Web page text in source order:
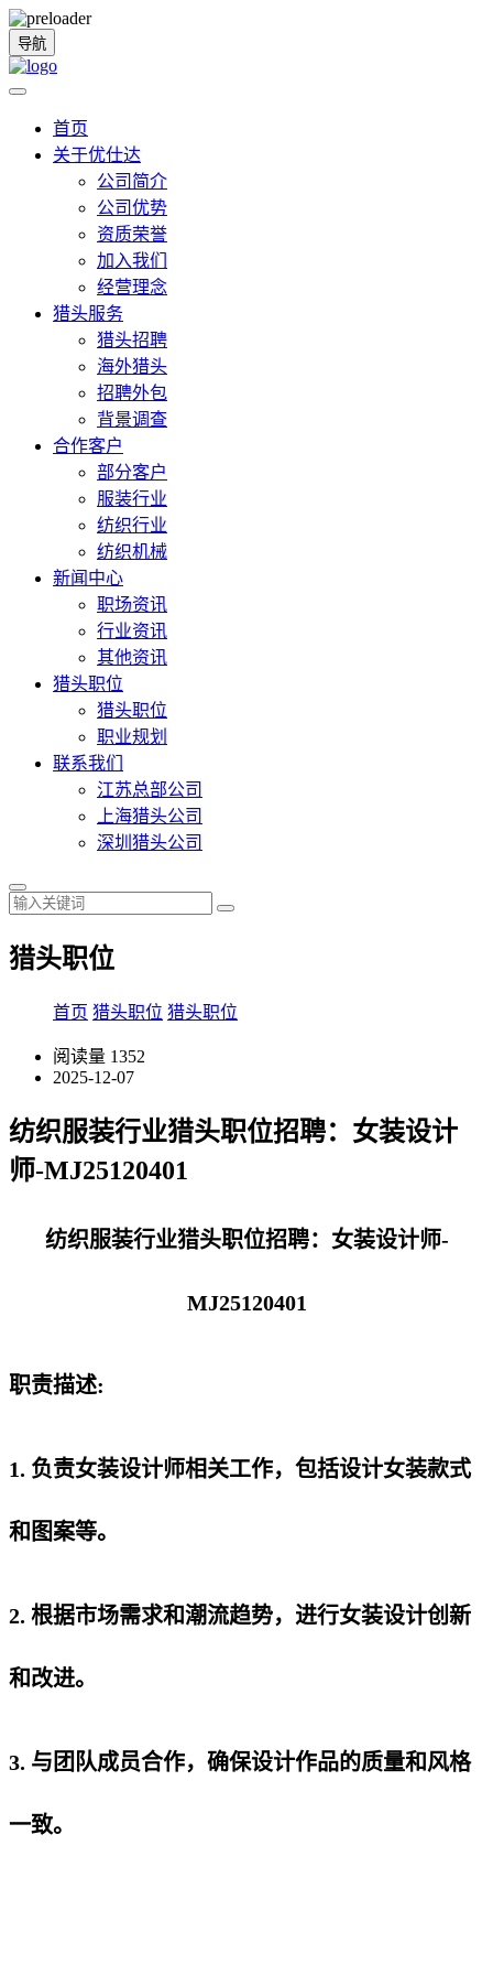
导航
首页
关于优仕达
公司简介
公司优势
资质荣誉
加入我们
经营理念
猎头服务
猎头招聘
海外猎头
招聘外包
背景调查
合作客户
部分客户
服装行业
纺织行业
纺织机械
新闻中心
职场资讯
行业资讯
其他资讯
猎头职位
猎头职位
职业规划
联系我们
江苏总部公司
上海猎头公司
深圳猎头公司
猎头职位
首页 猎头职位 猎头职位
阅读量 1352
2025-12-07
纺织服装行业猎头职位招聘：女装设计
师-MJ25120401
纺织服装行业猎头职位招聘：女装设计师-
MJ25120401
职责描述:
1. 负责女装设计师相关工作，包括设计女装款式
和图案等。
2. 根据市场需求和潮流趋势，进行女装设计创新
和改进。
3. 与团队成员合作，确保设计作品的质量和风格
一致。